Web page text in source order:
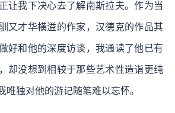
让我下决心去了解南斯拉夫。作为当
又才华横溢的作家，汉德克的作品其
好和他的深度访谈，我通读了他已有
却没想到相较于那些艺术性造诣更纯
唯独对他的游记随笔难以忘怀。